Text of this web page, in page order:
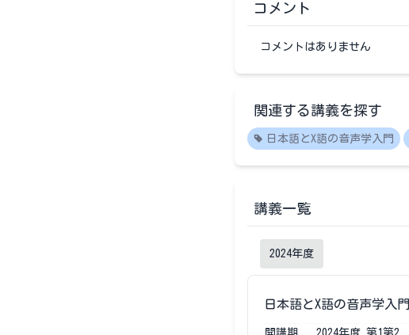
コメント
コメントはありません
関連する講義を探す
日本語とX語の音声学入門
講義一覧
2024年度
日本語とX語の音声学入門
開講期 2024年度 第1第2